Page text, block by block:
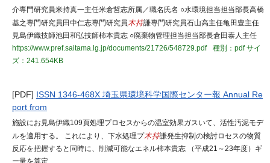
介専門研究員米持真一主任米倉哲志所属／職名氏名 ○水環境担当担当部長高橋
基之専門研究員田中仁志専門研究員木持謙専門研究員石山高主任亀田豊主任
見島伊織技師池田和弘技師柿本貴志 ○廃棄物管理担当担当部長倉田泰人主任
https://www.pref.saitama.lg.jp/documents/21726/548729.pdf
種別：pdfサイ
ズ：241.654KB
[PDF] ISSN 1346-468X 埼玉県環境科学国際センター報 Annual Re
port from
施設にお見島伊織109頁処理プロセスからの温室効果ガスいて、活性汚泥モデ
ルを適用する。 これにより、下水処理プ木持謙発生抑制の検討ロセスの物質
反応を把握すると同時に、削減可能なエネル柿本貴志 （平成21～23年度）ギ
ー量を算定